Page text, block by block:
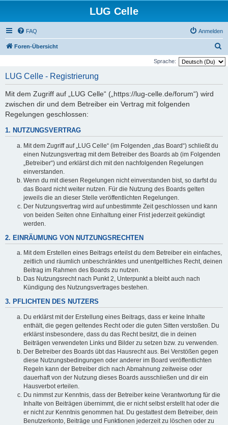
LUG Celle
FAQ Anmelden
Foren-Übersicht
u
Sprache:
LUG Celle - Registrierung
Mit dem Zugriff auf „LUG Celle“ („https://lug-celle.de/forum“) wird
zwischen dir und dem Betreiber ein Vertrag mit folgenden
Regelungen geschlossen:
1. NUTZUNGSVERTRAG
Mit dem Zugriff auf „LUG Celle“ (im Folgenden „das Board“) schließt du
einen Nutzungsvertrag mit dem Betreiber des Boards ab (im Folgenden
„Betreiber“) und erklärst dich mit den nachfolgenden Regelungen
einverstanden.
Wenn du mit diesen Regelungen nicht einverstanden bist, so darfst du
das Board nicht weiter nutzen. Für die Nutzung des Boards gelten
jeweils die an dieser Stelle veröffentlichten Regelungen.
Der Nutzungsvertrag wird auf unbestimmte Zeit geschlossen und kann
von beiden Seiten ohne Einhaltung einer Frist jederzeit gekündigt
werden.
2. EINRÄUMUNG VON NUTZUNGSRECHTEN
Mit dem Erstellen eines Beitrags erteilst du dem Betreiber ein einfaches,
zeitlich und räumlich unbeschränktes und unentgeltliches Recht, deinen
Beitrag im Rahmen des Boards zu nutzen.
Das Nutzungsrecht nach Punkt 2, Unterpunkt a bleibt auch nach
Kündigung des Nutzungsvertrages bestehen.
3. PFLICHTEN DES NUTZERS
Du erklärst mit der Erstellung eines Beitrags, dass er keine Inhalte
enthält, die gegen geltendes Recht oder die guten Sitten verstoßen. Du
erklärst insbesondere, dass du das Recht besitzt, die in deinen
Beiträgen verwendeten Links und Bilder zu setzen bzw. zu verwenden.
Der Betreiber des Boards übt das Hausrecht aus. Bei Verstößen gegen
diese Nutzungsbedingungen oder anderer im Board veröffentlichten
Regeln kann der Betreiber dich nach Abmahnung zeitweise oder
dauerhaft von der Nutzung dieses Boards ausschließen und dir ein
Hausverbot erteilen.
Du nimmst zur Kenntnis, dass der Betreiber keine Verantwortung für die
Inhalte von Beiträgen übernimmt, die er nicht selbst erstellt hat oder die
er nicht zur Kenntnis genommen hat. Du gestattest dem Betreiber, dein
Benutzerkonto, Beiträge und Funktionen jederzeit zu löschen oder zu